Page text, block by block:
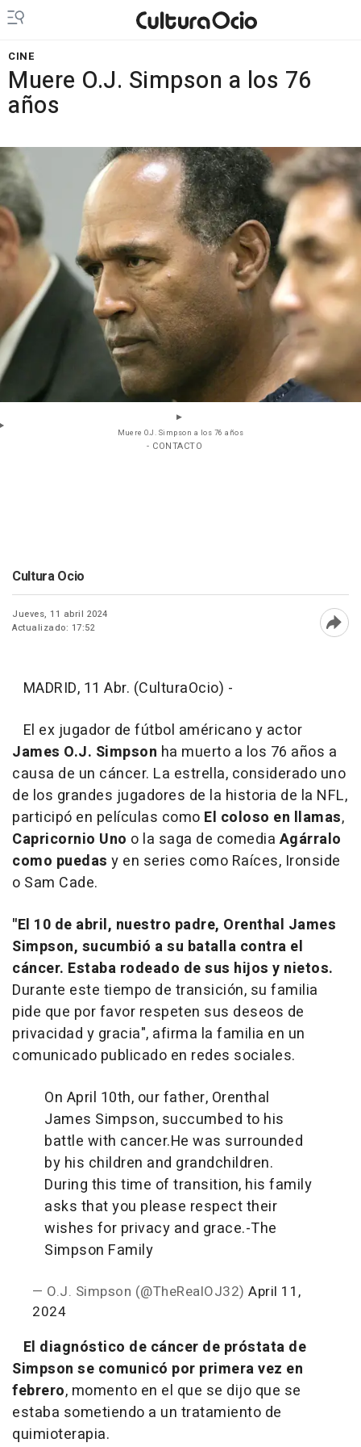
CINE
Muere O.J. Simpson a los 76
años
Muere O.J. Simpson a los 76 años
- CONTACTO
Cultura Ocio
Jueves, 11 abril 2024
Actualizado: 17:52
MADRID, 11 Abr. (CulturaOcio) -
El ex jugador de fútbol américano y actor
James O.J. Simpson ha muerto a los 76 años a
causa de un cáncer. La estrella, considerado uno
de los grandes jugadores de la historia de la NFL,
participó en películas como El coloso en llamas,
Capricornio Uno o la saga de comedia Agárralo
como puedas y en series como Raíces, Ironside
o Sam Cade.
"El 10 de abril, nuestro padre, Orenthal James
Simpson, sucumbió a su batalla contra el
cáncer. Estaba rodeado de sus hijos y nietos.
Durante este tiempo de transición, su familia
pide que por favor respeten sus deseos de
privacidad y gracia", afirma la familia en un
comunicado publicado en redes sociales.
On April 10th, our father, Orenthal
James Simpson, succumbed to his
battle with cancer.He was surrounded
by his children and grandchildren.
During this time of transition, his family
asks that you please respect their
wishes for privacy and grace.-The
Simpson Family
— O.J. Simpson (@TheRealOJ32) April 11,
2024
El diagnóstico de cáncer de próstata de
Simpson se comunicó por primera vez en
febrero, momento en el que se dijo que se
estaba sometiendo a un tratamiento de
quimioterapia.